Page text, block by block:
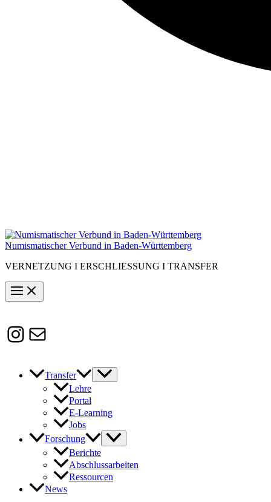
Numismatischer Verbund in Baden-Württemberg
VERNETZUNG I ERSCHLIESSUNG I TRANSFER
Instagram
Susanne.Boerner@zaw.uni-
heidelberg.de
Transfer
Lehre
Portal
E-Learning
Jobs
Forschung
Berichte
Abschlussarbeiten
Ressourcen
News